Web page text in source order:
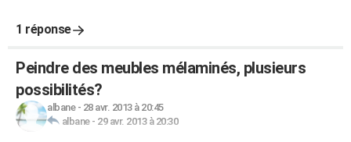
1 réponse
Peindre des meubles mélaminés, plusieurs
possibilités?
albane- 28 avr. 2013 à 20:45
albane- 29 avr. 2013 à 20:30